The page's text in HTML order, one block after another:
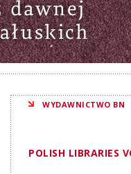
WYDAWNICTWO BN
POLISH LIBRARIES